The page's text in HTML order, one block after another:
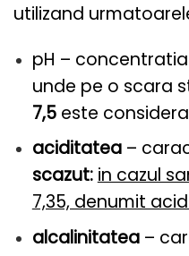
utilizand
pH –
unde pe o scara
7,5este
aciditatea –
scazut: in cazul
7,35, denumit
alcalinitatea –